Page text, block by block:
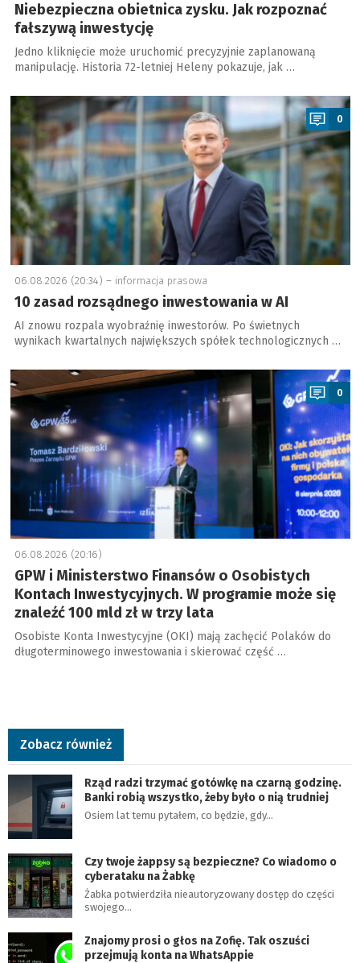
Niebezpieczna obietnica zysku. Jak rozpoznać
fałszywą inwestycję
Jedno kliknięcie może uruchomić precyzyjnie zaplanowaną
manipulację. Historia 72-letniej Heleny pokazuje, jak …
a
0
06.08.2026 (20:34) – informacja prasowa
10 zasad rozsądnego inwestowania w AI
AI znowu rozpala wyobraźnię inwestorów. Po świetnych
wynikach kwartalnych największych spółek technologicznych …
a
0
06.08.2026 (20:16)
GPW i Ministerstwo Finansów o Osobistych
Kontach Inwestycyjnych. W programie może się
znaleźć 100 mld zł w trzy lata
Osobiste Konta Inwestycyjne (OKI) mają zachęcić Polaków do
długoterminowego inwestowania i skierować część …
Zobacz również
Rząd radzi trzymać gotówkę na czarną godzinę.
Banki robią wszystko, żeby było o nią trudniej
Osiem lat temu pytałem, co będzie, gdy…
Czy twoje żappsy są bezpieczne? Co wiadomo o
cyberataku na Żabkę
Żabka potwierdziła nieautoryzowany dostęp do części
swojego…
Znajomy prosi o głos na Zofię. Tak oszuści
przejmują konta na WhatsAppie